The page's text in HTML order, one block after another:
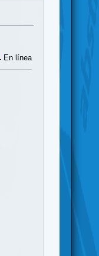
En línea